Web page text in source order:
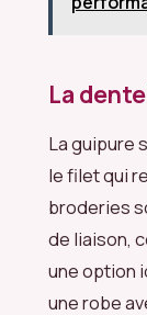
La
La guipure
le filet qui
broderies
de liaison,
une option
une robe